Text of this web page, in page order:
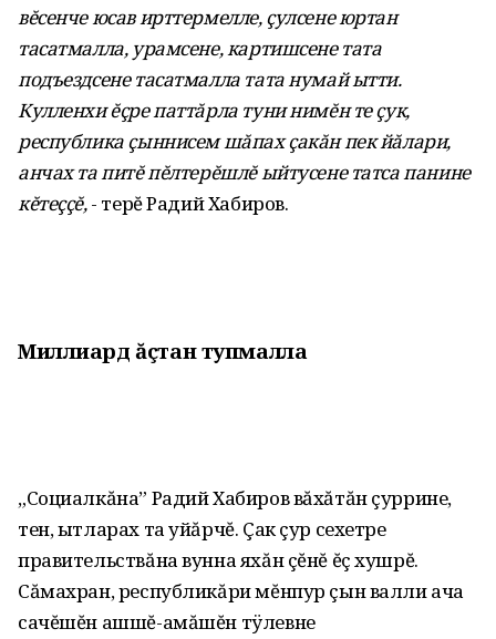
вĕсенче юсав ирттермелле, çулсене юртан
тасатмалла, урамсене, картишсене тата
подъездсене тасатмалла тата нумай ытти.
Кулленхи ĕçре паттăрла туни нимĕн те çук,
республика çыннисем шăпах çакăн пек йăлари,
анчах та питĕ пĕлтерĕшлĕ ыйтусене татса панине
кĕтеççĕ,- терĕ Радий Хабиров.
Миллиард ăçтан тупмалла
„Социалкăна” Радий Хабиров вăхăтăн çуррине,
тен, ытларах та уйăрчĕ. Çак çур сехетре
правительствăна вунна яхăн çĕнĕ ĕç хушрĕ.
Сăмахран, республикăри мĕнпур çын валли ача
сачĕшĕн ашшĕ-амăшĕн тÿлевне